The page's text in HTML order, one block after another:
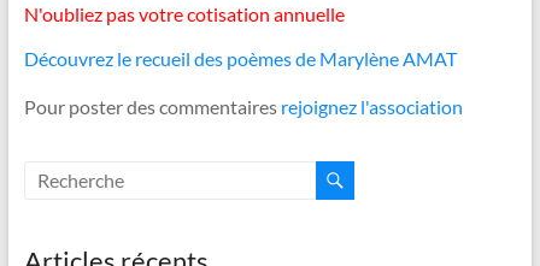
N'oubliez pas votre cotisation annuelle
Découvrez le recueil des poèmes de Marylène AMAT
Pour poster des commentaires rejoignez l'association